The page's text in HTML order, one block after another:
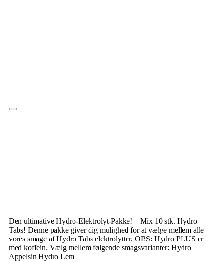
Hamburger Toggle Menu
Den ultimative Hydro-Elektrolyt-Pakke! – Mix 10 stk. Hydro
Tabs! Denne pakke giver dig mulighed for at vælge mellem alle
vores smage af Hydro Tabs elektrolytter. OBS: Hydro PLUS er
med koffein. Vælg mellem følgende smagsvarianter: Hydro
Appelsin Hydro Lem